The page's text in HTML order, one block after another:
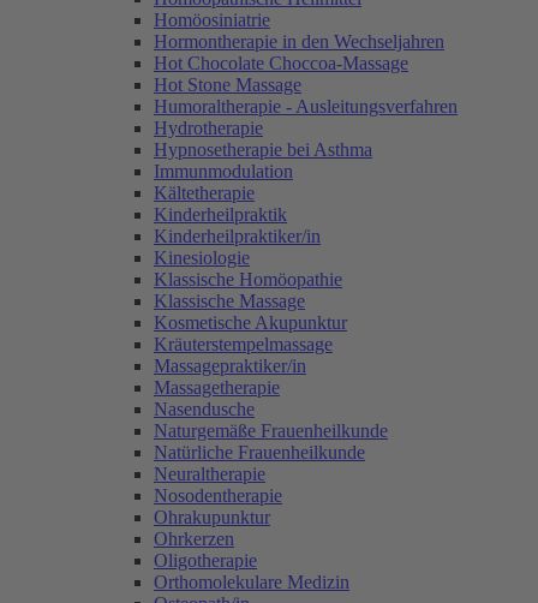
Homöosiniatrie
Hormontherapie in den Wechseljahren
Hot Chocolate Choccoa-Massage
Hot Stone Massage
Humoraltherapie - Ausleitungsverfahren
Hydrotherapie
Hypnosetherapie bei Asthma
Immunmodulation
Kältetherapie
Kinderheilpraktik
Kinderheilpraktiker/in
Kinesiologie
Klassische Homöopathie
Klassische Massage
Kosmetische Akupunktur
Kräuterstempelmassage
Massagepraktiker/in
Massagetherapie
Nasendusche
Naturgemäße Frauenheilkunde
Natürliche Frauenheilkunde
Neuraltherapie
Nosodentherapie
Ohrakupunktur
Ohrkerzen
Oligotherapie
Orthomolekulare Medizin